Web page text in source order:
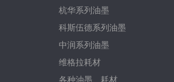
杭华系列油墨
科斯伍德系列油墨
中润系列油墨
维格拉耗材
各种油墨、耗材